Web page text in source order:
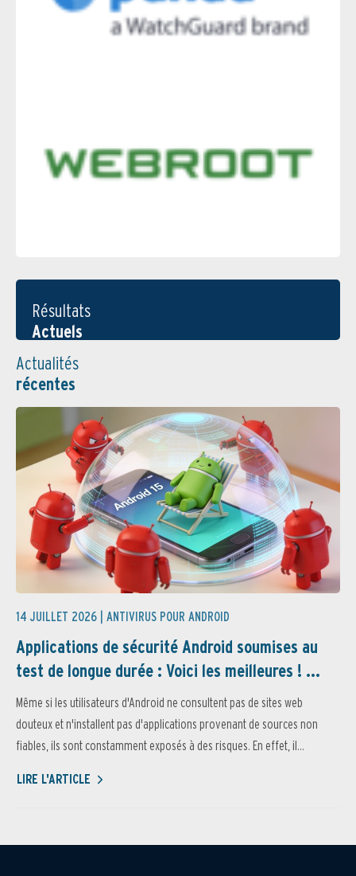
Résultats
Actuels
Actualités
récentes
14 JUILLET 2026 | ANTIVIRUS POUR ANDROID
Applications de sécurité Android soumises au
test de longue durée : Voici les meilleures ! ...
Même si les utilisateurs d'Android ne consultent pas de sites web
douteux et n'installent pas d'applications provenant de sources non
fiables, ils sont constamment exposés à des risques. En effet, il...
LIRE L'ARTICLE